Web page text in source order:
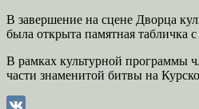
В завершение на сцене Дворца
была открыта памятная табличка
В рамках культурной программы
части знаменитой битвы на